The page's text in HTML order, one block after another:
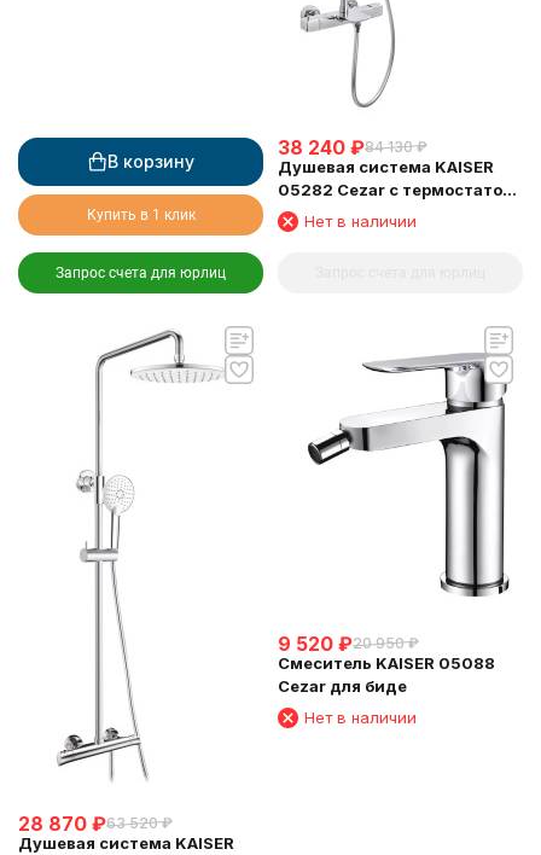
В корзину
Купить в 1 клик
Запрос счета для юрлиц
38 240 ₽84 130 ₽
Душевая система KAISER
05282 Cezar с термостатом
6282Нет в наличии
28 870 ₽63 520 ₽
Душевая система KAISER
9 520 ₽20 950 ₽
Смеситель KAISER 05088
Cezar для биде
Нет в наличии